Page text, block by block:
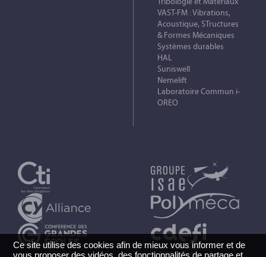
VAST-FM : Vibrations,
Acoustique, STructures
& Formes Mécaniques
Systèmes durables
HAL
Suniswell
Nemelift
Laboratoire Commun i-
OREO
Ce site utilise des cookies afin de mieux vous informer et de
vous proposer des vidéos, des fonctionnalités de partage et